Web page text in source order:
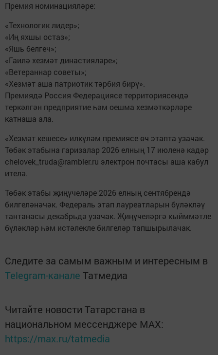
Премия номинацияләре:
«Технологик лидер»;
«Иң яхшы остаз»;
«Яшь белгеч»;
«Гаилә хезмәт династияләре»;
«Ветераннар советы»;
«Хезмәт аша патриотик тәрбия бирү».
Премиядә Россия Федерациясе территориясендә
теркәлгән предприятие һәм оешма хезмәткәрләре
катнаша ала.
«Хезмәт кешесе» илкүләм премиясе өч этапта узачак.
Төбәк этабына гаризалар 2026 елның 17 июленә кадәр
chelovek_truda@rambler.ru электрон почтасы аша кабул
ителә.
Төбәк этабы җиңүчеләре 2026 елның сентябрендә
билгеләнәчәк. Федераль этап лауреатларын бүләкләү
тантанасы декабрьдә узачак. Җиңүчеләргә кыйммәтле
бүләкләр һәм истәлекле билгеләр тапшырылачак.
Следите за самым важным и интересным в
Telegram-канале Татмедиа
Читайте новости Татарстана в
национальном мессенджере MАХ:
https://max.ru/tatmedia